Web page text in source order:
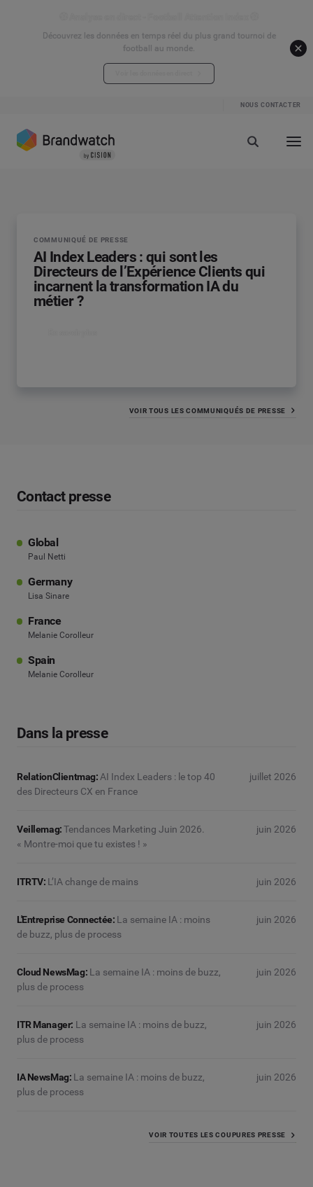
Découvrez les données en temps réel du plus grand tournoi de
football au monde.
NOUS CONTACTER
COMMUNIQUÉ DE PRESSE
AI Index Leaders : qui sont les
Directeurs de l’Expérience Clients qui
incarnent la transformation IA du
métier ?
VOIR TOUS LES COMMUNIQUÉS DE PRESSE
Contact presse
Global
Paul Netti
Germany
Lisa Sinare
France
Melanie Corolleur
Spain
Melanie Corolleur
Dans la presse
RelationClientmag:AI Index Leaders : le top 40
des Directeurs CX en France
juillet 2026
Veillemag:Tendances Marketing Juin 2026.
« Montre-moi que tu existes ! »
juin 2026
ITRTV: L’IA change de mains juin 2026
L'Entreprise Connectée: La semaine IA : moins
de buzz, plus de process
juin 2026
Cloud NewsMag: La semaine IA : moins de buzz,
plus de process
juin 2026
ITR Manager: La semaine IA : moins de buzz,
plus de process
juin 2026
IA NewsMag: La semaine IA : moins de buzz,
plus de process
juin 2026
VOIR TOUTES LES COUPURES PRESSE